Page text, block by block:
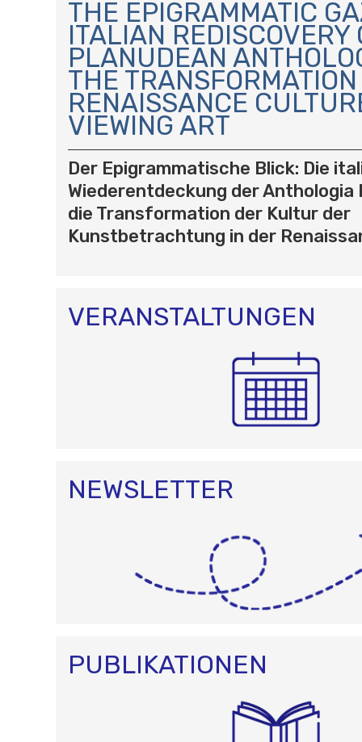
V
I
G
A
T
I
O
N
THE EPIGRAMMATIC
ITALIAN REDISCOVERY
PLANUDEAN
THE
RENAISSANCE
VIEWING ART
Der Epigrammatische Blick: Die
Wiederentdeckung der Anthologia
die Transformation der Kultur der
Kunstbetrachtung in der
VERANSTALTUNGEN
NEWSLETTER
PUBLIKATIONEN